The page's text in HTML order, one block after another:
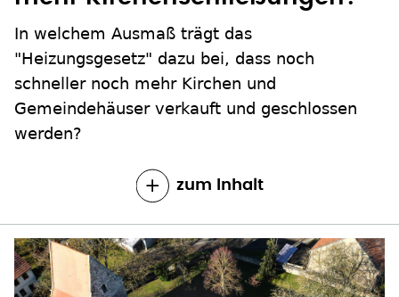
In welchem Ausmaß trägt das
"Heizungsgesetz" dazu bei, dass noch
schneller noch mehr Kirchen und
Gemeindehäuser verkauft und geschlossen
werden?
zum Inhalt